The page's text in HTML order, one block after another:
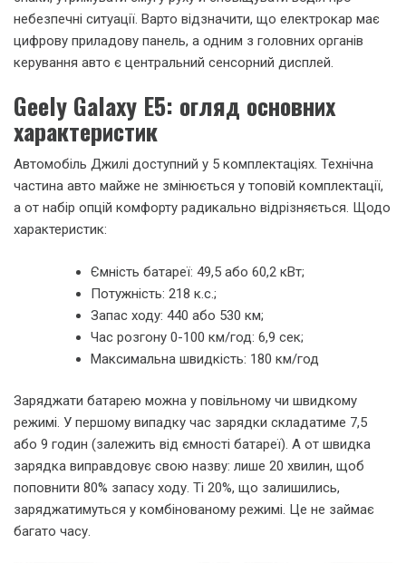
небезпечні ситуації. Варто відзначити, що електрокар має
цифрову приладову панель, а одним з головних органів
керування авто є центральний сенсорний дисплей.
Geely Galaxy E5: огляд основних
характеристик
Автомобіль Джилі доступний у 5 комплектаціях. Технічна
частина авто майже не змінюється у топовій комплектації,
а от набір опцій комфорту радикально відрізняється. Щодо
характеристик:
Ємність батареї: 49,5 або 60,2 кВт;
Потужність: 218 к.с.;
Запас ходу: 440 або 530 км;
Час розгону 0-100 км/год: 6,9 сек;
Максимальна швидкість: 180 км/год
Заряджати батарею можна у повільному чи швидкому
режимі. У першому випадку час зарядки складатиме 7,5
або 9 годин (залежить від ємності батареї). А от швидка
зарядка виправдовує свою назву: лише 20 хвилин, щоб
поповнити 80% запасу ходу. Ті 20%, що залишились,
заряджатимуться у комбінованому режимі. Це не займає
багато часу.